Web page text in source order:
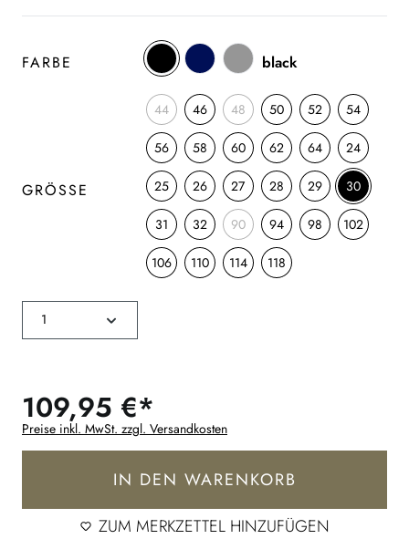
FARBE black
GRÖSSE
44 46 48 50 52 54
56 58 60 62 64 24
25 26 27 28 29 30
31 32 90 94 98 102
106 110 114 118
109,95 €*
Preise inkl. MwSt. zzgl. Versandkosten
IN DEN WARENKORB
ZUM MERKZETTEL HINZUFÜGEN